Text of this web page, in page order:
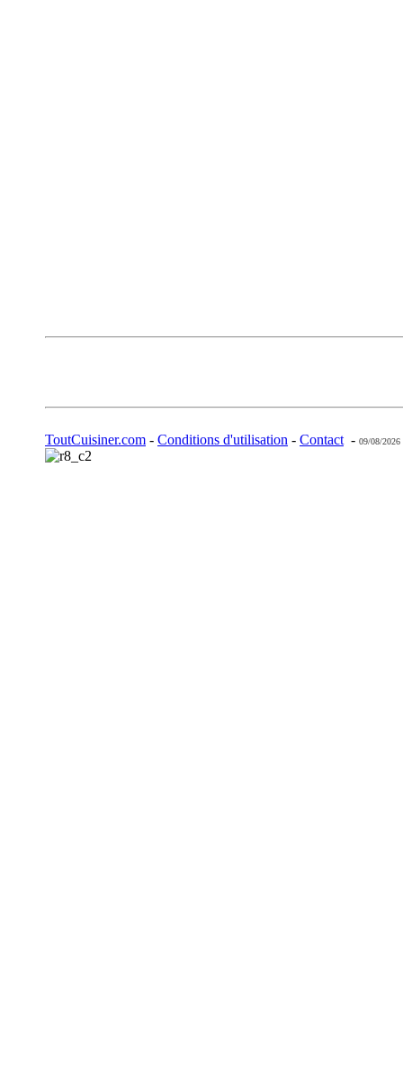
ToutCuisiner.com - Conditions d'utilisation - Contact - 09/08/2026